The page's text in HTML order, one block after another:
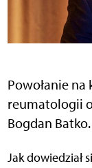
Powołanie
reumatologii
Bogdan Batko.
Jak dowiedział się „Menedżer Zdrowia”, choć na stronie